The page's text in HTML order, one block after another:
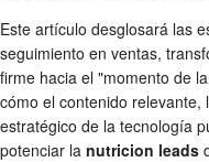
Este artículo desglosará las
seguimiento en ventas,
firme hacia el "momento de
cómo el contenido relevante,
estratégico de la tecnología
potenciar la nutricion leads